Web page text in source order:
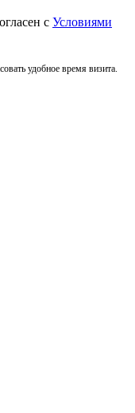
с Условиями
удобное время визита.